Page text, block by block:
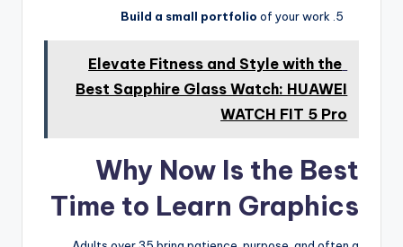
Build a small portfolio of your work
Elevate Fitness and Style with the
Best Sapphire Glass Watch: HUAWEI
WATCH FIT 5 Pro
Why Now Is the Best
Time to Learn Graphics